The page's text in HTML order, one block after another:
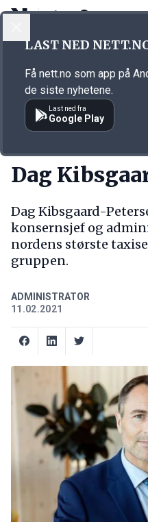
Annonsørinnhold
Dag
Dag Kibsgaard-
konsernsjef og
nordens største
gruppen.
ADMINISTRATOR
11.02.2021
LAST NED
Få nett.no som app på
de siste nyhetene.
Last ned fra
Google Play